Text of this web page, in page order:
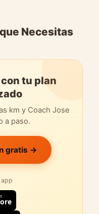
Necesitas
tu plan
km y Coach Jose
a paso.
gratis →